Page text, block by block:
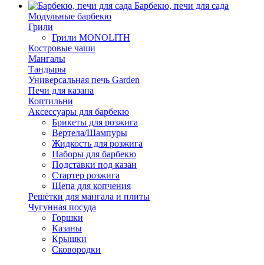
Барбекю, печи для сада
Модульные барбекю
Грили
Грили MONOLITH
Костровые чаши
Мангалы
Тандыры
Универсальная печь Garden
Печи для казана
Коптильни
Аксессуары для барбекю
Брикеты для розжига
Вертела/Шампуры
Жидкость для розжига
Наборы для барбекю
Подставки под казан
Стартер розжига
Щепа для копчения
Решётки для мангала и плиты
Чугунная посуда
Горшки
Казаны
Крышки
Сковородки